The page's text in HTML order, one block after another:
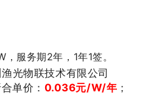
服务期2年，1年1签。
渔光物联技术有限公司
单价： 0.036元/W/年 ；